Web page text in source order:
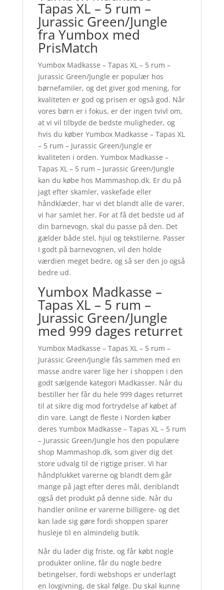
Tapas XL – 5 rum –
Jurassic Green/Jungle
fra Yumbox med
PrisMatch
Yumbox Madkasse – Tapas XL – 5 rum –
Jurassic Green/Jungle er populær hos
børnefamiler, og det giver god mening, for
kvaliteten er god og prisen er også god. Når
vores børn er i fokus, er der ingen tvivl om,
at vi vil tilbyde de bedste muligheder, og
hvis du køber Yumbox Madkasse – Tapas XL
– 5 rum – Jurassic Green/Jungle er
kvaliteten i orden. Yumbox Madkasse –
Tapas XL – 5 rum – Jurassic Green/Jungle
kan du købe hos Mammashop.dk. Er du på
jagt efter skamler, vaskefade eller
håndklæder, har vi det blandt alle de varer,
vi har samlet her. For at få det bedste ud af
din barnevogn, skal du passe på den. Det
gælder både stel, hjul og tekstilerne. Passer
I godt på barnevognen, vil den holde
værdien meget bedre, og så ser den jo også
bedre ud.
Yumbox Madkasse –
Tapas XL – 5 rum –
Jurassic Green/Jungle
med 999 dages returret
Yumbox Madkasse – Tapas XL – 5 rum –
Jurassic Green/Jungle fås sammen med en
masse andre varer lige her i shoppen i den
godt sælgende kategori Madkasser. Når du
bestiller her får du hele 999 dages returret
til at sikre dig mod fortrydelse af købet af
din vare. Langt de fleste i Norden køber
deres Yumbox Madkasse – Tapas XL – 5 rum
– Jurassic Green/Jungle hos den populære
shop Mammashop.dk, som giver dig det
store udvalg til de rigtige priser. Vi har
håndplukket varerne og blandt dem går
mange på jagt efter deres mål, deriblandt
også det produkt på denne side. Når du
handler online er varerne billigere- og det
kan lade sig gøre fordi shoppen sparer
husleje til en almindelig butik.
Når du lader dig friste, og får købt nogle
produkter online, får du nogle bedre
betingelser, fordi webshops er underlagt
en lovgivning, de skal følge. Du skal kunne